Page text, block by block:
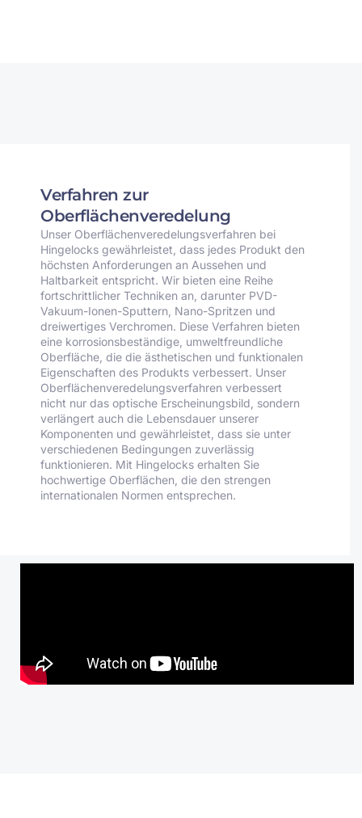
Verfahren zur
Oberflächenveredelung
Unser Oberflächenveredelungsverfahren bei
Hingelocks gewährleistet, dass jedes Produkt den
höchsten Anforderungen an Aussehen und
Haltbarkeit entspricht. Wir bieten eine Reihe
fortschrittlicher Techniken an, darunter PVD-
Vakuum-Ionen-Sputtern, Nano-Spritzen und
dreiwertiges Verchromen. Diese Verfahren bieten
eine korrosionsbeständige, umweltfreundliche
Oberfläche, die die ästhetischen und funktionalen
Eigenschaften des Produkts verbessert. Unser
Oberflächenveredelungsverfahren verbessert
nicht nur das optische Erscheinungsbild, sondern
verlängert auch die Lebensdauer unserer
Komponenten und gewährleistet, dass sie unter
verschiedenen Bedingungen zuverlässig
funktionieren. Mit Hingelocks erhalten Sie
hochwertige Oberflächen, die den strengen
internationalen Normen entsprechen.